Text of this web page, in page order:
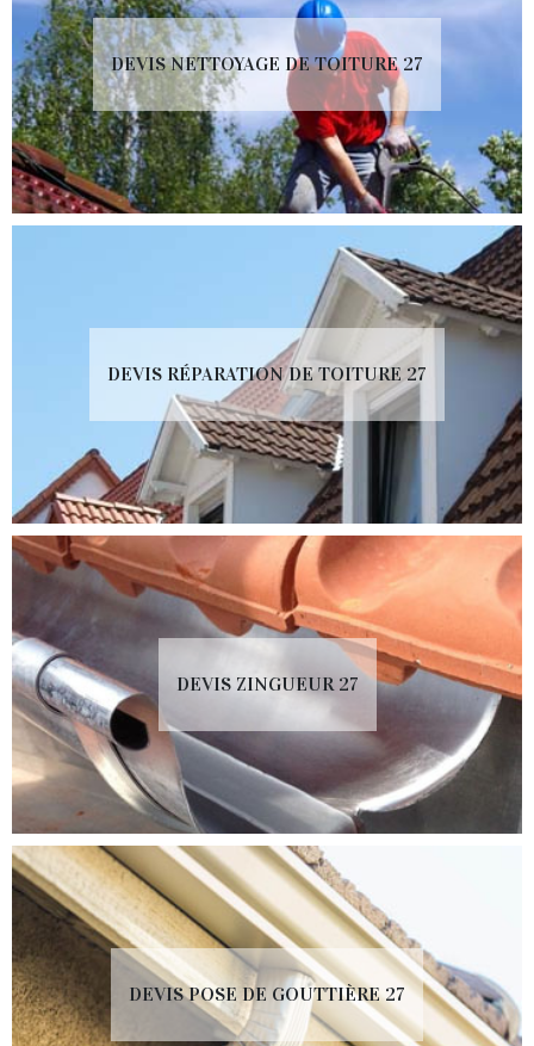
DEVIS NETTOYAGE DE TOITURE 27
DEVIS RÉPARATION DE TOITURE 27
DEVIS ZINGUEUR 27
DEVIS POSE DE GOUTTIÈRE 27